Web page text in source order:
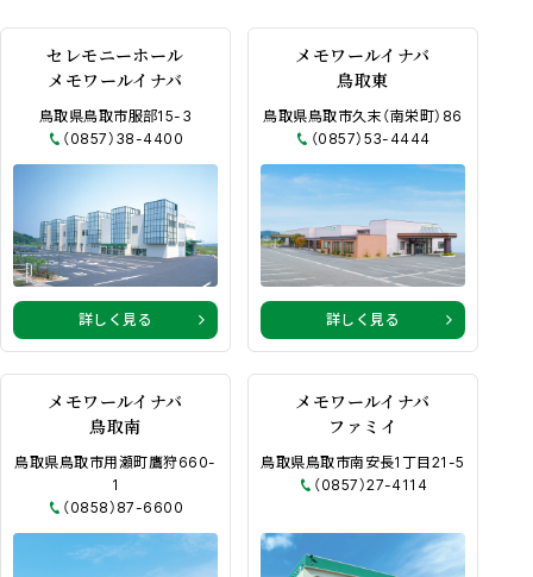
セレモニーホール
メモワールイナバ
鳥取県鳥取市服部15-3
（0857）38-4400
詳しく見る
メモワールイナバ
鳥取東
鳥取県鳥取市久末（南栄町）86
（0857）53-4444
詳しく見る
メモワールイナバ
鳥取南
鳥取県鳥取市用瀬町鷹狩660-
1
（0858）87-6600
メモワールイナバ
ファミイ
鳥取県鳥取市南安長1丁目21-5
（0857）27-4114